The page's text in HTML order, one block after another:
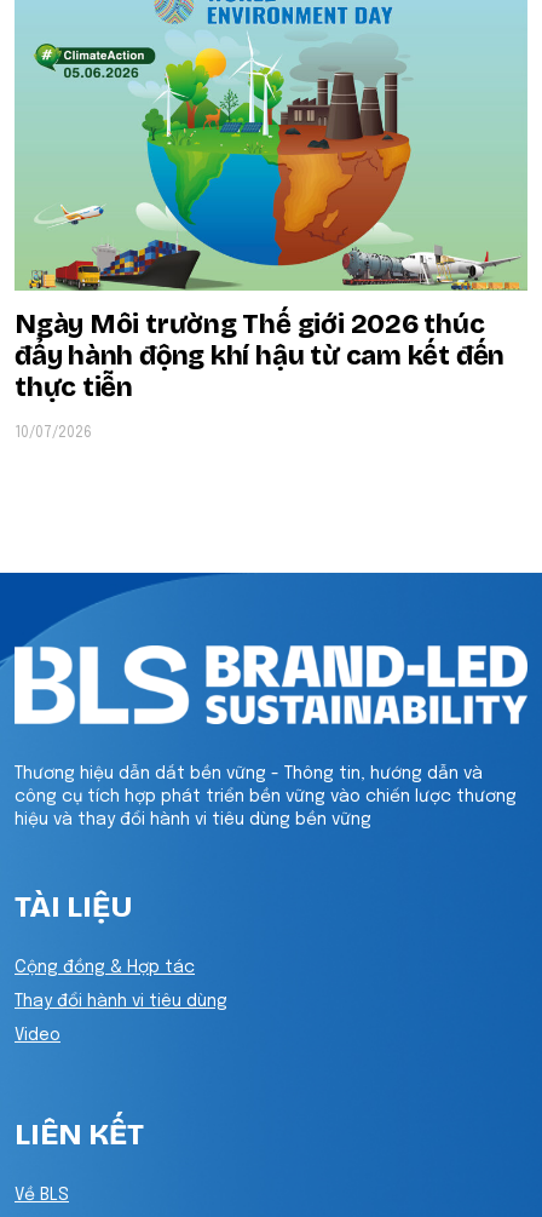
Ngày Môi trường Thế giới 2026 thúc
đẩy hành động khí hậu từ cam kết đến
thực tiễn
10/07/2026
Thương hiệu dẫn dắt bền vững - Thông tin, hướng dẫn và
công cụ tích hợp phát triển bền vững vào chiến lược thương
hiệu và thay đổi hành vi tiêu dùng bền vững
TÀI LIỆU
Cộng đồng & Hợp tác
Thay đổi hành vi tiêu dùng
Video
LIÊN KẾT
Về BLS